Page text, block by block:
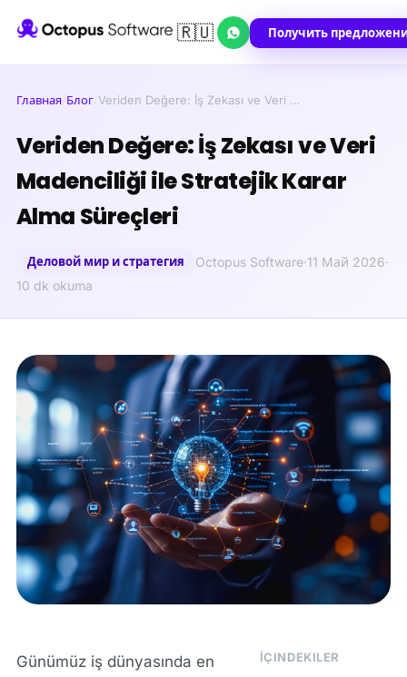
🇷🇺 Получить
Главная/Блог/Veriden Değere: İş Zekası ve Veri …
Veriden Değere: İş Zekası ve Veri
Madenciliği ile Stratejik Karar
Alma Süreçleri
Деловой мир и стратегия Octopus Software·11 Май 2026·
10 dk okuma
İÇINDEKILER
Günümüz iş dünyasında en